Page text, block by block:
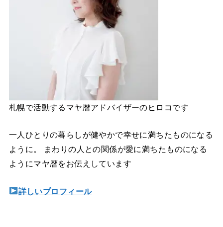
札幌で活動するマヤ暦アドバイザーのヒロコです
一人ひとりの暮らしが健やかで幸せに満ちたものになる
ように。 まわりの人との関係が愛に満ちたものになる
ようにマヤ暦をお伝えしています
詳しいプロフィール